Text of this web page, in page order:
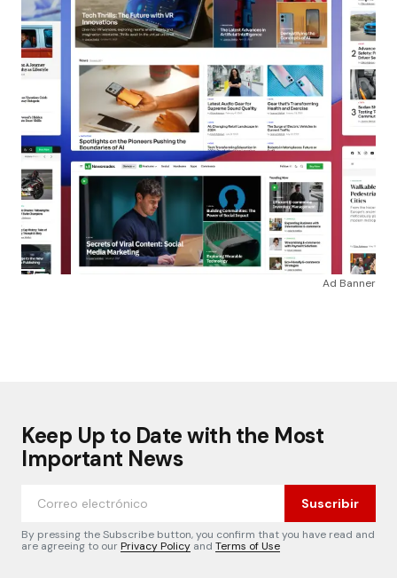
Ad Banner
Keep Up to Date with the Most
Important News
Suscribir
By pressing the Subscribe button, you confirm that you have read and
are agreeing to ourPrivacy Policy and Terms of Use